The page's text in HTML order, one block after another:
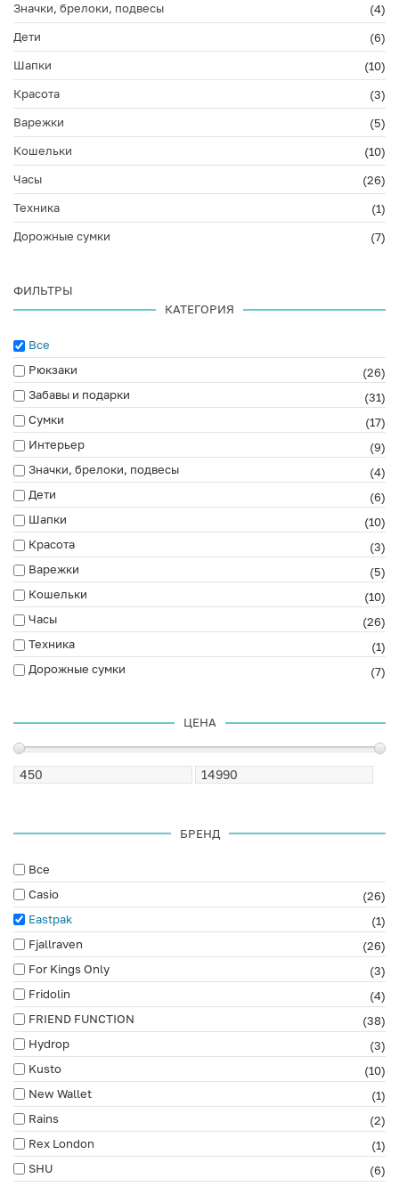
Значки, брелоки, подвесы
(4)
Дети
(6)
Шапки
(10)
Красота
(3)
Варежки
(5)
Кошельки
(10)
Часы
(26)
Техника
(1)
Дорожные сумки
(7)
ФИЛЬТРЫ
КАТЕГОРИЯ
Все
Рюкзаки
(26)
Забавы и подарки
(31)
Сумки
(17)
Интерьер
(9)
Значки, брелоки, подвесы
(4)
Дети
(6)
Шапки
(10)
Красота
(3)
Варежки
(5)
Кошельки
(10)
Часы
(26)
Техника
(1)
Дорожные сумки
(7)
ЦЕНА
БРЕНД
Все
Casio
(26)
Eastpak
(1)
Fjallraven
(26)
For Kings Only
(3)
Fridolin
(4)
FRIEND FUNCTION
(38)
Hydrop
(3)
Kusto
(10)
New Wallet
(1)
Rains
(2)
Rex London
(1)
SHU
(6)